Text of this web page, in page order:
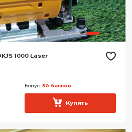
1000 Laser
Бонус: 50 баллов
Купить